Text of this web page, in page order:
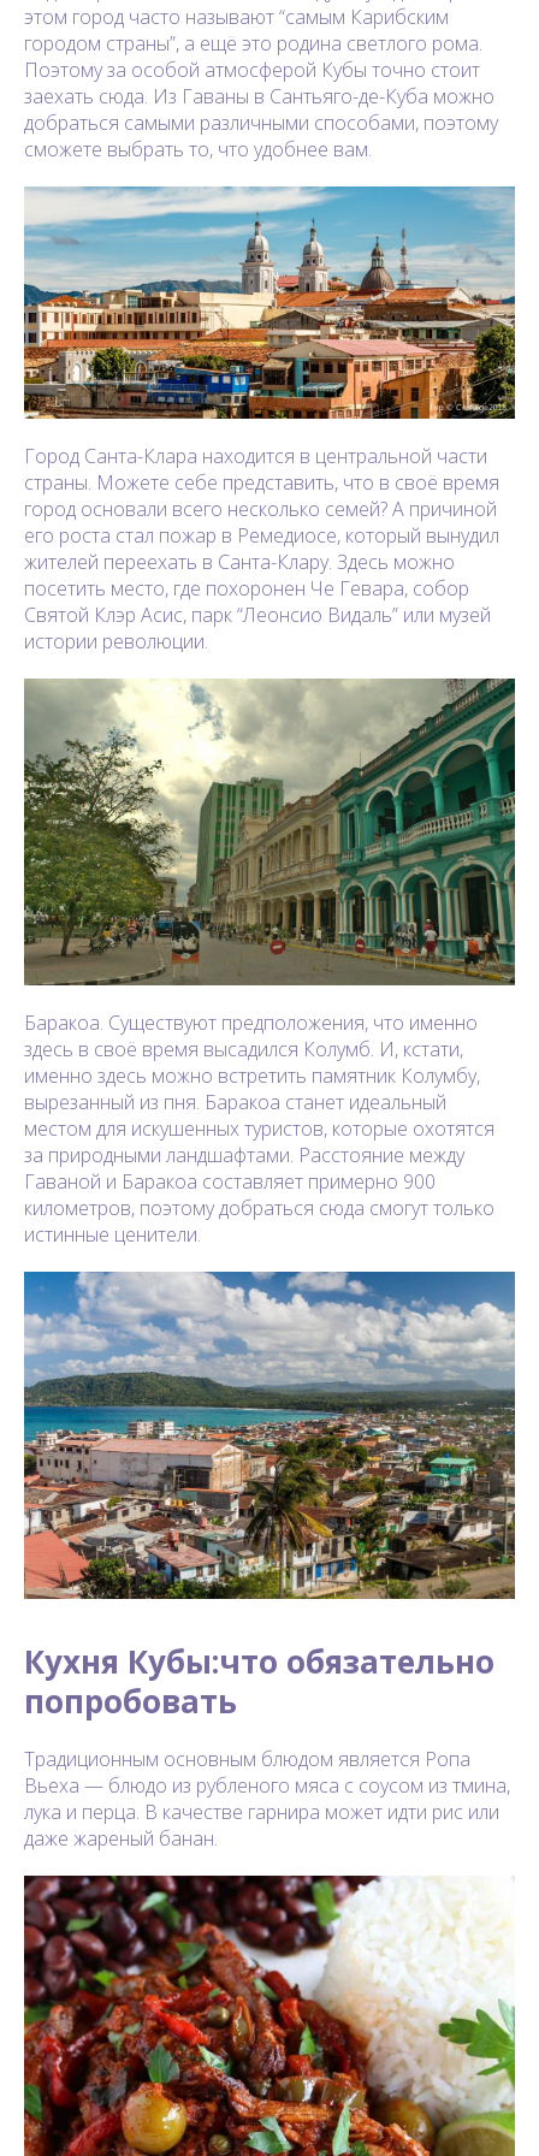
этом город часто называют “самым Карибским
городом страны”, а ещё это родина светлого рома.
Поэтому за особой атмосферой Кубы точно стоит
заехать сюда. Из Гаваны в Сантьяго-де-Куба можно
добраться самыми различными способами, поэтому
сможете выбрать то, что удобнее вам.
Город Санта-Клара находится в центральной части
страны. Можете себе представить, что в своё время
город основали всего несколько семей? А причиной
его роста стал пожар в Ремедиосе, который вынудил
жителей переехать в Санта-Клару. Здесь можно
посетить место, где похоронен Че Гевара, собор
Святой Клэр Асис, парк “Леонсио Видаль” или музей
истории революции.
Баракоа. Существуют предположения, что именно
здесь в своё время высадился Колумб. И, кстати,
именно здесь можно встретить памятник Колумбу,
вырезанный из пня. Баракоа станет идеальный
местом для искушенных туристов, которые охотятся
за природными ландшафтами. Расстояние между
Гаваной и Баракоа составляет примерно 900
километров, поэтому добраться сюда смогут только
истинные ценители.
Кухня Кубы:что обязательно
попробовать
Традиционным основным блюдом является Ропа
Вьеха — блюдо из рубленого мяса с соусом из тмина,
лука и перца. В качестве гарнира может идти рис или
даже жареный банан.